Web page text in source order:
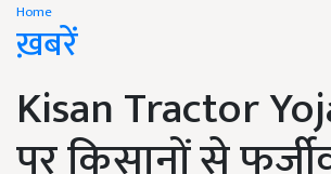
Home
ख़बरें
Kisan Tractor